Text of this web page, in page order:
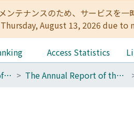
ンテナンスのため、サービス
August 13, 2026 due to
Access Statistics
01_Center for Studies of Cultural Heritage and Inter Humanities Section of Archaeological Heritage Management for KU The Annual Report of the Center for Cultural Heritage Studies